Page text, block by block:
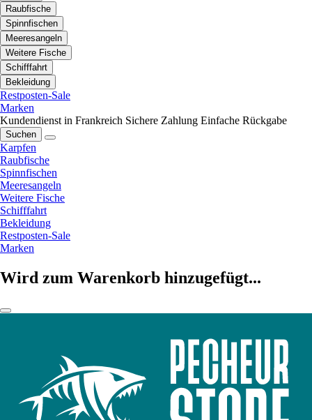
Raubfische
Spinnfischen
Meeresangeln
Weitere Fische
Schifffahrt
Bekleidung
Restposten-Sale
Marken
Kundendienst in Frankreich Sichere Zahlung Einfache Rückgabe
Suchen
Karpfen
Raubfische
Spinnfischen
Meeresangeln
Weitere Fische
Schifffahrt
Bekleidung
Restposten-Sale
Marken
Wird zum Warenkorb hinzugefügt...